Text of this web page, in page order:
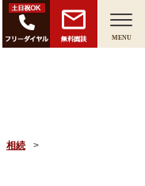
無料面談 MENU
相続